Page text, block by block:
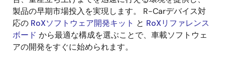
製品の早期市場投入を実現します。 R-Carデバイス対
応の RoXソフトウェア開発キット と RoXリファレンス
ボード から最適な構成を選ぶことで、車載ソフトウェ
アの開発をすぐに始められます。